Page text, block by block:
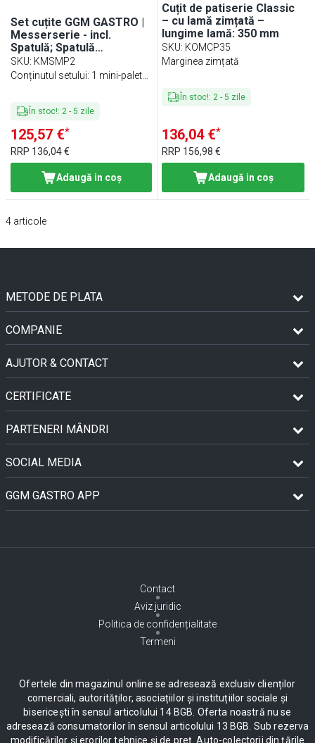
Set cuțite GGM GASTRO |
Messerserie - incl.
Spatulă; Spatulă
unghiulară - Lamă: 120 mm
SKU: KMSMP2
Conținutul setului: 1 mini-palet
În stoc!: 2 - 5 zile
125,57 €*
RRP 136,04 €
Adaugă in coş
Cuțit de patiserie Classic
– cu lamă zimțată –
lungime lamă: 350 mm
SKU: KOMCP35
Marginea zimțată
În stoc!: 2 -5 zile
136,04 €*
RRP 156,98 €
Adaugă in coş
4 articole
METODE DE PLATA
COMPANIE
AJUTOR & CONTACT
CERTIFICATE
PARTENERI MÂNDRI
SOCIAL MEDIA
GGM GASTRO APP
Contact
Aviz juridic
Politica de confidențialitate
Termeni
Ofertele din magazinul online se adresează exclusiv clienților
comerciali, autorităților, asociațiilor și instituțiilor sociale și
bisericești în sensul articolului 14 BGB. Oferta noastră nu se
adresează consumatorilor în sensul articolului 13 BGB. Sub rezerva
modificărilor și erorilor tehnice și de preț. Auto-colectorii din țările